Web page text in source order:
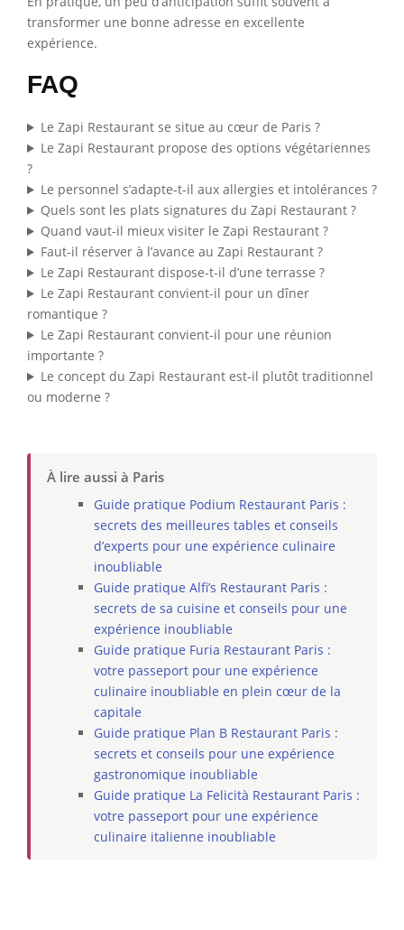
transformer une bonne adresse en excellente
expérience.
FAQ
Le Zapi Restaurant se situe au cœur de Paris ?
Le Zapi Restaurant propose des options végétariennes
?
Le personnel s’adapte-t-il aux allergies et intolérances ?
Quels sont les plats signatures du Zapi Restaurant ?
Quand vaut-il mieux visiter le Zapi Restaurant ?
Faut-il réserver à l’avance au Zapi Restaurant ?
Le Zapi Restaurant dispose-t-il d’une terrasse ?
Le Zapi Restaurant convient-il pour un dîner
romantique ?
Le Zapi Restaurant convient-il pour une réunion
importante ?
Le concept du Zapi Restaurant est-il plutôt traditionnel
ou moderne ?
À lire aussi à Paris
Guide pratique Podium Restaurant Paris :
secrets des meilleures tables et conseils
d’experts pour une expérience culinaire
inoubliable
Guide pratique Alfi’s Restaurant Paris :
secrets de sa cuisine et conseils pour une
expérience inoubliable
Guide pratique Furia Restaurant Paris :
votre passeport pour une expérience
culinaire inoubliable en plein cœur de la
capitale
Guide pratique Plan B Restaurant Paris :
secrets et conseils pour une expérience
gastronomique inoubliable
Guide pratique La Felicità Restaurant Paris :
votre passeport pour une expérience
culinaire italienne inoubliable